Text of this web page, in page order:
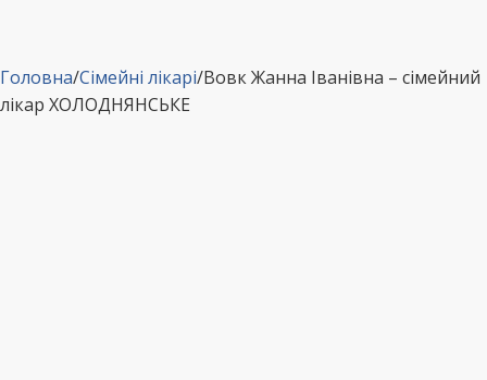
Головна/Сімейні лікарі/Вовк Жанна Іванівна – сімейний
лікар ХОЛОДНЯНСЬКЕ